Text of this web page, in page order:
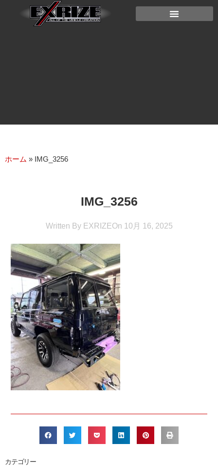
ホーム » IMG_3256
IMG_3256
Written ByEXRIZEOn 10月 16, 2025
カテゴリー